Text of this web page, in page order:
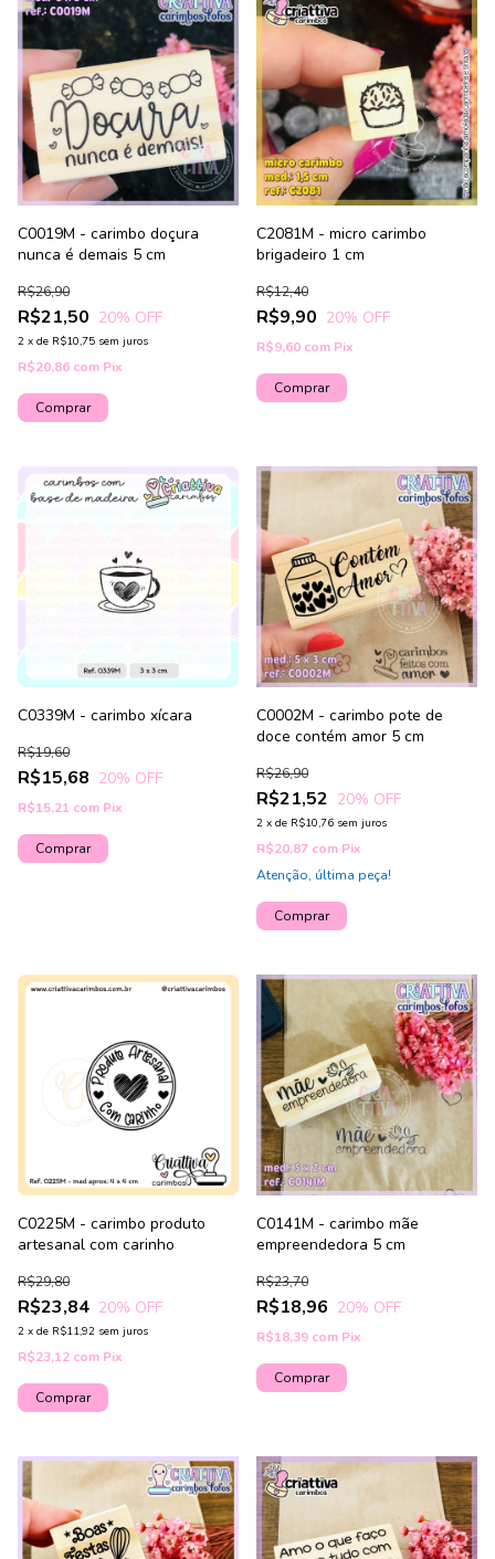
C0019M - carimbo doçura
nunca é demais 5 cm
R$21,50
R$26,90
20% OFF
2 x de R$10,75 sem juros
R$20,86 com Pix
C2081M - micro carimbo
brigadeiro 1 cm
R$9,90
R$12,40
20% OFF
R$9,60 com Pix
C0339M - carimbo xícara
R$15,68
R$19,60
20% OFF
R$15,21 com Pix
C0002M - carimbo pote de
doce contém amor 5 cm
R$21,52
R$26,90
20% OFF
2 x de R$10,76 sem juros
R$20,87 com Pix
Atenção, última peça!
C0225M - carimbo produto
artesanal com carinho
R$23,84
R$29,80
20% OFF
2 x de R$11,92 sem juros
R$23,12 com Pix
C0141M - carimbo mãe
empreendedora 5 cm
R$18,96
R$23,70
20% OFF
R$18,39 com Pix